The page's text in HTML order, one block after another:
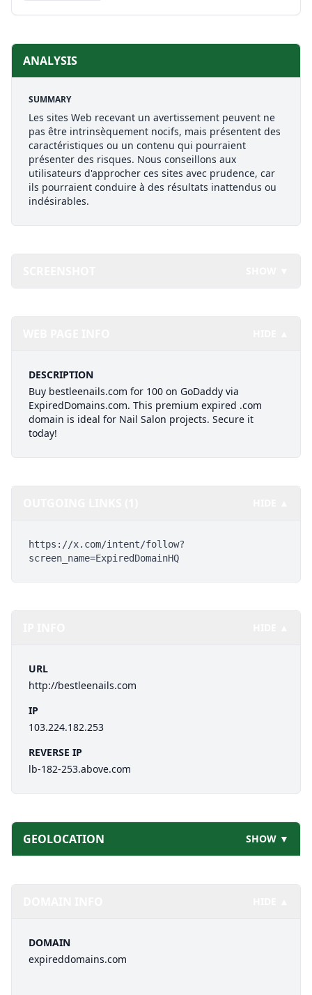
ANALYSIS
SUMMARY
Les sites Web recevant un avertissement peuvent ne
pas être intrinsèquement nocifs, mais présentent des
caractéristiques ou un contenu qui pourraient
présenter des risques. Nous conseillons aux
utilisateurs d'approcher ces sites avec prudence, car
ils pourraient conduire à des résultats inattendus ou
indésirables.
DESCRIPTION
Buy bestleenails.com for 100 on GoDaddy via
ExpiredDomains.com. This premium expired .com
domain is ideal for Nail Salon projects. Secure it
today!
https://x.com/intent/follow?
screen_name=ExpiredDomainHQ
URL
http://bestleenails.com
IP
103.224.182.253
REVERSE IP
lb-182-253.above.com
GEOLOCATION SHOW ▼
DOMAIN
expireddomains.com